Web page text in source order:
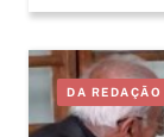
DA REDAÇÃO